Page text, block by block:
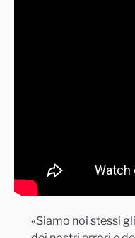
«Siamo noi stessi